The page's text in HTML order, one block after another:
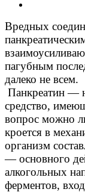
Вредных
пагубным
далеко не всем.
Панкреатин —
средство,
вопрос можно
кроется в
организм
— основного
алкогольных
ферментов,